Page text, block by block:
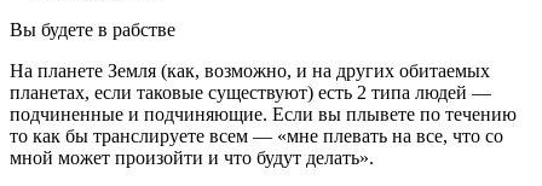
Вы будете в рабстве
На планете Земля (как, возможно, и на других обитаемых
планетах, если таковые существуют) есть 2 типа людей —
подчиненные и подчиняющие. Если вы плывете по течению
то как бы транслируете всем — «мне плевать на все, что со
мной может произойти и что будут делать».